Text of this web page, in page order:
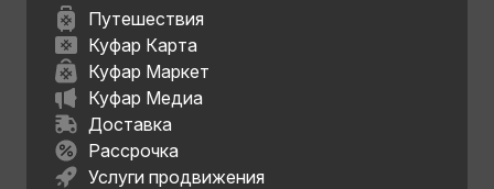
Путешествия
Куфар Карта
Куфар Маркет
Куфар Медиа
Доставка
Рассрочка
Услуги продвижения